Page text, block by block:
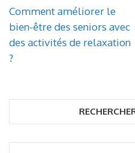
Navigation
de
l’article
Comment améliorer le
bien-être des seniors avec
des activités de relaxation
?